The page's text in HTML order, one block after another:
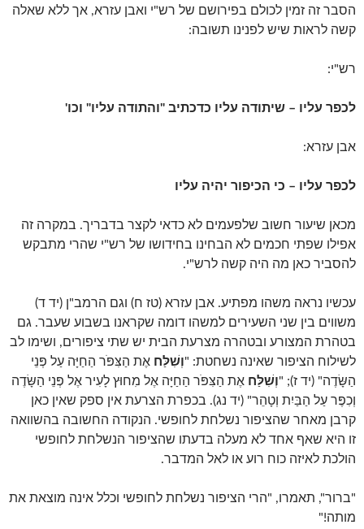
הסבר זה זמין לכולם בפירושם של רש"י ואבן עזרא, אך ללא שאלה
קשה לראות שיש לפנינו תשובה:
רש"י:
לכפר עליו – שיתודה עליו כדכתיב "והתודה עליו" וכו'
אבן עזרא:
לכפר עליו – כי הכיפור יהיה עליו
מכאן שיעור חשוב שלפעמים לא כדאי לקצר בדבריך. במקרה זה
אפילו שפתי חכמים לא הבחינו בחידושו של רש"י שהרי מתבקש
להסביר כאן מה היה קשה לרש"י.
עכשיו נראה משהו מפתיע. אבן עזרא (טז ח) וגם הרמב"ן (יד ד)
משווים בין שני השעירים למשהו דומה שקראנו בשבוע שעבר. גם
בטהרת המצורע ובטהרה מצרעת הבית יש שתי ציפורים, ושימו לב
לשילוח הציפור שאינה נשחטת: "וְשִׁלַּח אֶת הַצִּפֹּר הַחַיָּה עַל פְּנֵי
הַשָּׂדֶה" (יד ז); "וְשִׁלַּח אֶת הַצִּפֹּר הַחַיָּה אֶל מִחוּץ לָעִיר אֶל פְּנֵי הַשָּׂדֶה
וְכִפֶּר עַל הַבַּיִת וְטָהֵר" (יד נג). בכפרת הצרעת אין ספק שאין כאן
קרבן מאחר שהציפור נשלחת לחופשי. הנקודה החשובה בהשוואה
זו היא שאף אחד לא מעלה בדעתו שהציפור הנשלחת לחופשי
הולכת לאיזה כוח רוע או לאל המדבר.
"ברור", תאמרו, "הרי הציפור נשלחת לחופשי וכלל אינה מוצאת את
מותה!"